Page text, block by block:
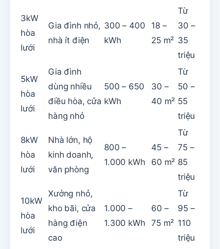
3kW
hòa
lưới
Gia đình nhỏ,
nhà ít điện
300 – 400
kWh
18 –
25 m²
Từ
30 –
35
triệu
5kW
hòa
lưới
Gia đình
dùng nhiều
điều hòa, cửa
hàng nhỏ
500 – 650
kWh
30 –
40 m²
Từ
50 –
55
triệu
8kW
hòa
lưới
Nhà lớn, hộ
kinh doanh,
văn phòng
800 –
1.000 kWh
45 –
60 m²
Từ
75 –
85
triệu
10kW
hòa
lưới
Xưởng nhỏ,
kho bãi, cửa
hàng điện
cao
1.000 –
1.300 kWh
60 –
75 m²
Từ
95 –
110
triệu